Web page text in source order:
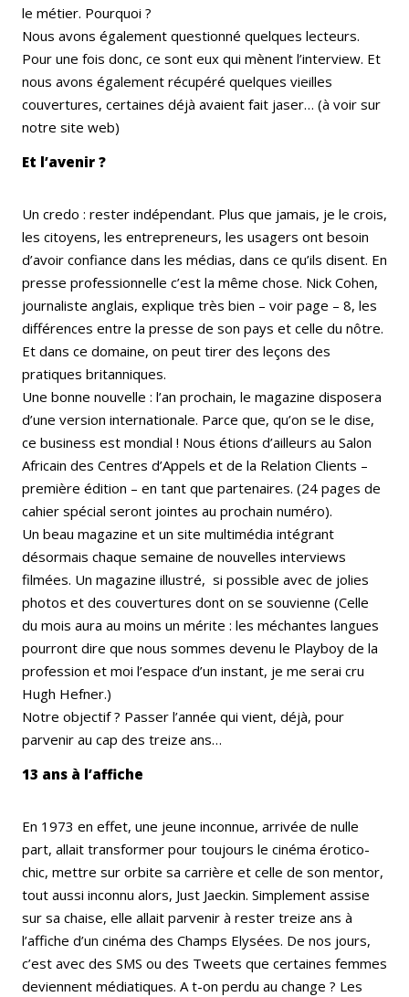
le métier. Pourquoi ?
Nous avons également questionné quelques lecteurs.
Pour une fois donc, ce sont eux qui mènent l’interview. Et
nous avons également récupéré quelques vieilles
couvertures, certaines déjà avaient fait jaser… (à voir sur
notre site web)
Et l’avenir ?
Un credo : rester indépendant. Plus que jamais, je le crois,
les citoyens, les entrepreneurs, les usagers ont besoin
d’avoir confiance dans les médias, dans ce qu’ils disent. En
presse professionnelle c’est la même chose. Nick Cohen,
journaliste anglais, explique très bien – voir page – 8, les
différences entre la presse de son pays et celle du nôtre.
Et dans ce domaine, on peut tirer des leçons des
pratiques britanniques.
Une bonne nouvelle : l’an prochain, le magazine disposera
d’une version internationale. Parce que, qu’on se le dise,
ce business est mondial ! Nous étions d’ailleurs au Salon
Africain des Centres d’Appels et de la Relation Clients –
première édition – en tant que partenaires. (24 pages de
cahier spécial seront jointes au prochain numéro).
Un beau magazine et un site multimédia intégrant
désormais chaque semaine de nouvelles interviews
filmées. Un magazine illustré, si possible avec de jolies
photos et des couvertures dont on se souvienne (Celle
du mois aura au moins un mérite : les méchantes langues
pourront dire que nous sommes devenu le Playboy de la
profession et moi l’espace d’un instant, je me serai cru
Hugh Hefner.)
Notre objectif ? Passer l’année qui vient, déjà, pour
parvenir au cap des treize ans…
13 ans à l’affiche
En 1973 en effet, une jeune inconnue, arrivée de nulle
part, allait transformer pour toujours le cinéma érotico-
chic, mettre sur orbite sa carrière et celle de son mentor,
tout aussi inconnu alors, Just Jaeckin. Simplement assise
sur sa chaise, elle allait parvenir à rester treize ans à
l’affiche d’un cinéma des Champs Elysées. De nos jours,
c’est avec des SMS ou des Tweets que certaines femmes
deviennent médiatiques. A t-on perdu au change ? Les